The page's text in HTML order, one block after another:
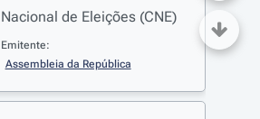
Nacional de Eleições (CNE)
Emitente:
Assembleia da República